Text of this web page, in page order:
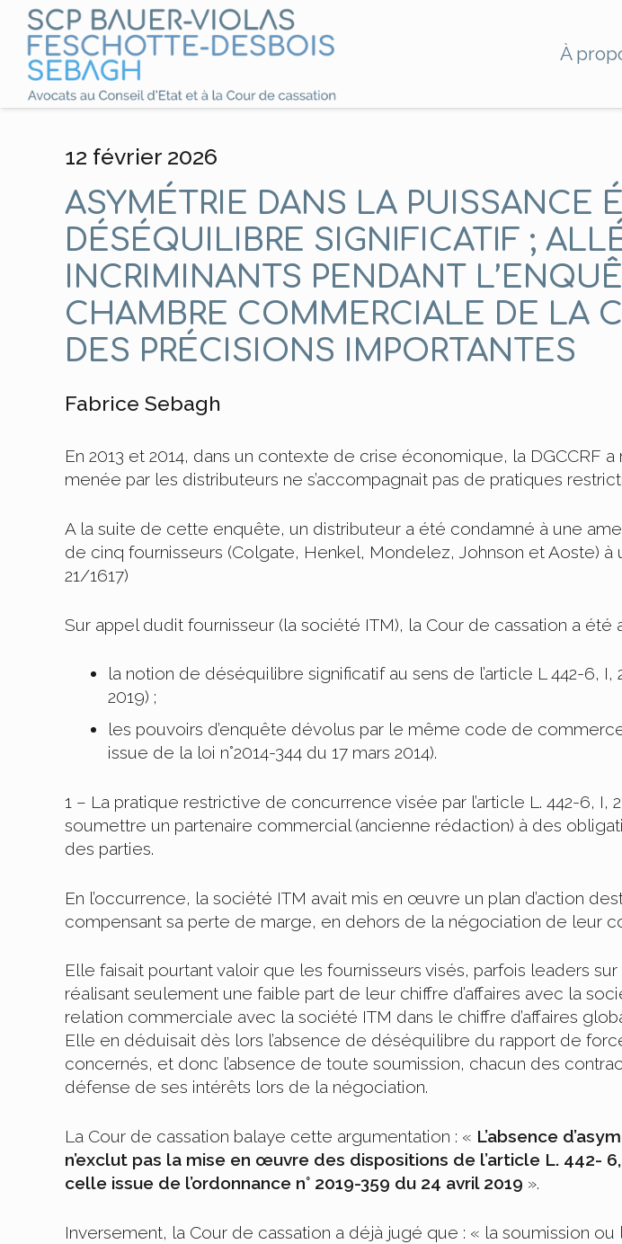
À
12 février 2026
ASYMÉTRIE DANS LA PUISSANCE
DÉSÉQUILIBRE SIGNIFICATIF ;
INCRIMINANTS PENDANT
CHAMBRE COMMERCIALE DE LA
DES PRÉCISIONS IMPORTANTES
Fabrice Sebagh
En 2013 et 2014, dans un contexte de crise économique, la
menée par les distributeurs ne s’accompagnait pas de pratiques
A la suite de cette enquête, un distributeur a été condamné à une
de cinq fournisseurs (Colgate, Henkel, Mondelez, Johnson et Aoste) à
21/1617)
Sur appel dudit fournisseur (la société ITM), la Cour de cassation a été
la notion de déséquilibre significatif au sens de l’article L 442-6,
2019) ;
les pouvoirs d’enquête dévolus par le même code de
issue de la loi n°2014-344 du 17 mars 2014).
1 – La pratique restrictive de concurrence visée par l’article L. 442-6,
soumettre un partenaire commercial (ancienne rédaction) à des
des parties.
En l’occurrence, la société ITM avait mis en œuvre un plan d’action
compensant sa perte de marge, en dehors de la négociation de leur
Elle faisait pourtant valoir que les fournisseurs visés, parfois leaders
réalisant seulement une faible part de leur chiffre d’affaires avec la
relation commerciale avec la société ITM dans le chiffre d’affaires
Elle en déduisait dès lors l’absence de déséquilibre du rapport de
concernés, et donc l’absence de toute soumission, chacun des
défense de ses intérêts lors de la négociation.
La Cour de cassation balaye cette argumentation : « L’absence
n’exclut pas la mise en œuvre des dispositions de l’article L. 442-
celle issue de l’ordonnance n° 2019-359 du 24 avril 2019 ».
Inversement, la Cour de cassation a déjà jugé que : « la soumission